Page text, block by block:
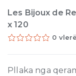
Les Bijoux de
x 120
0
Pllaka nga